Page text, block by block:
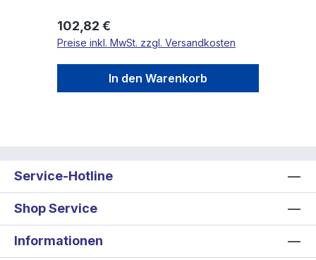
Regulärer Preis:
102,82 €
Preise inkl. MwSt. zzgl. Versandkosten
In den Warenkorb
Service-Hotline
Shop Service
Informationen